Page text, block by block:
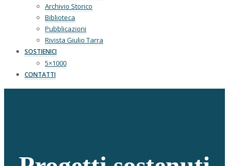
Archivio Storico
Biblioteca
Pubblicazioni
Rivista Giulio Tarra
SOSTIENICI
5×1000
CONTATTI